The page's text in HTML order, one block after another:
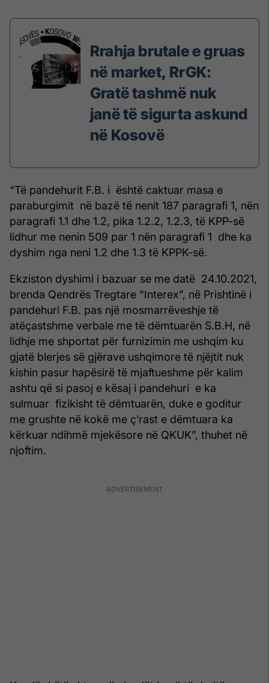
Rrahja brutale e gruas
në market, RrGK:
Gratë tashmë nuk
janë të sigurta askund
në Kosovë
“Të pandehurit F.B. i është caktuar masa e
paraburgimit në bazë të nenit 187 paragrafi 1, nën
paragrafi 1.1 dhe 1.2, pika 1.2.2, 1.2.3, të KPP-së
lidhur me nenin 509 par 1 nën paragrafi 1 dhe ka
dyshim nga neni 1.2 dhe 1.3 të KPPK-së.
Ekziston dyshimi i bazuar se me datë 24.10.2021,
brenda Qendrës Tregtare “Interex”, në Prishtinë i
pandehuri F.B. pas një mosmarrëveshje të
atëçastshme verbale me të dëmtuarën S.B.H, në
lidhje me shportat për furnizimin me ushqim ku
gjatë blerjes së gjërave ushqimore të njëjtit nuk
kishin pasur hapësirë të mjaftueshme për kalim
ashtu që si pasoj e kësaj i pandehuri e ka
sulmuar fizikisht të dëmtuarën, duke e goditur
me grushte në kokë me ç’rast e dëmtuara ka
kërkuar ndihmë mjekësore në QKUK”, thuhet në
njoftim.